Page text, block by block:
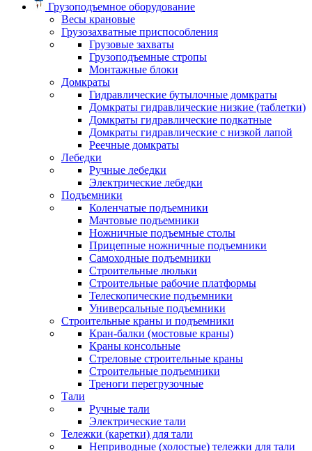
Грузоподъемное оборудование
Весы крановые
Грузозахватные приспособления
Грузовые захваты
Грузоподъемные стропы
Монтажные блоки
Домкраты
Гидравлические бутылочные домкраты
Домкраты гидравлические низкие (таблетки)
Домкраты гидравлические подкатные
Домкраты гидравлические с низкой лапой
Реечные домкраты
Лебедки
Ручные лебедки
Электрические лебедки
Подъемники
Коленчатые подъемники
Мачтовые подъемники
Ножничные подъемные столы
Прицепные ножничные подъемники
Самоходные подъемники
Строительные люльки
Строительные рабочие платформы
Телескопические подъемники
Универсальные подъемники
Строительные краны и подъемники
Кран-балки (мостовые краны)
Краны консольные
Стреловые строительные краны
Строительные подъемники
Треноги перегрузочные
Тали
Ручные тали
Электрические тали
Тележки (каретки) для тали
Неприводные (холостые) тележки для тали